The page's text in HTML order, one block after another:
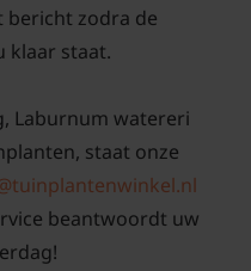
bericht zodra de
klaar staat.
Laburnum watereri
staat onze
beantwoordt uw